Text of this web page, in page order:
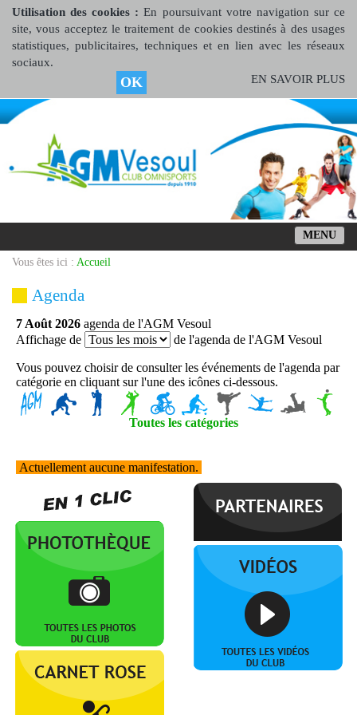
Utilisation des cookies :En poursuivant votre navigation sur ce
site, vous acceptez le traitement de cookies destinés à des usages
statistiques, publicitaires, techniques et en lien avec les réseaux
sociaux.
OK EN SAVOIR PLUS
MENU
Vous êtes ici : Accueil
Agenda
7 Août 2026 agenda de l'AGM Vesoul
Affichage de
de l'agenda de l'AGM Vesoul
Vous pouvez choisir de consulter les événements de l'agenda par
catégorie en cliquant sur l'une des icônes ci-dessous.
Toutes les catégories
Actuellement aucune manifestation.